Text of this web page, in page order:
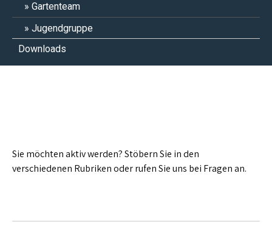
Gartenteam
Jugendgruppe
Downloads
Sie möchten aktiv werden? Stöbern Sie in den
verschiedenen Rubriken oder rufen Sie uns bei Fragen an.